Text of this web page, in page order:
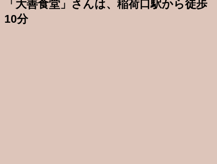
「大善食堂」さんは、稲荷口駅から徒歩
10分